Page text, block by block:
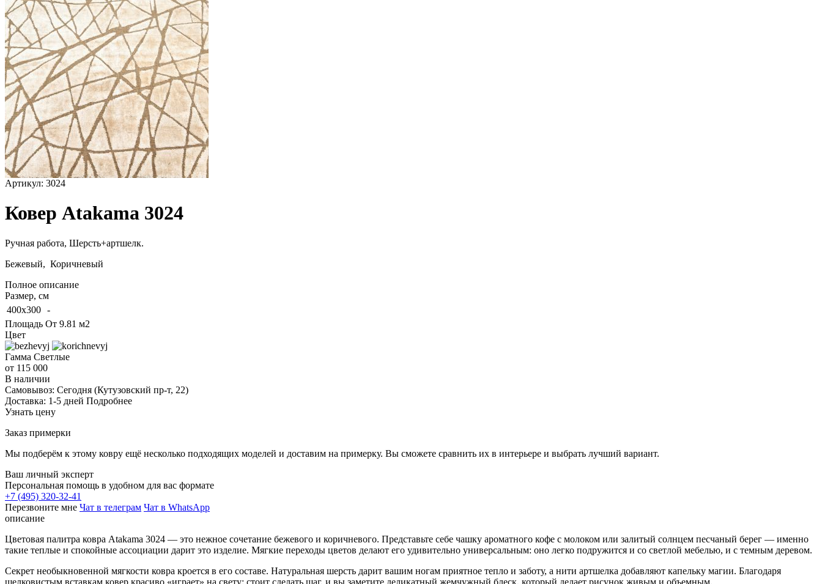
Артикул: 3024
Ковер Atakama 3024
Ручная работа, Шерсть+артшелк.
Бежевый, Коричневый
Полное описание
Размер, см
400x300 -
Площадь От 9.81 м2
Цвет
Гамма Светлые
от 115 000
В наличии
Самовывоз: Сегодня (Кутузовский пр-т, 22)
Доставка: 1-5 дней Подробнее
Узнать цену
Заказ примерки
Мы подберём к этому ковру ещё несколько подходящих моделей и доставим на примерку. Вы сможете сравнить их в интерьере и выбрать лучший вариант.
Ваш личный эксперт
Персональная помощь в удобном для вас формате
+7 (495) 320-32-41
Перезвоните мне Чат в телеграм Чат в WhatsApp
описание
Цветовая палитра ковра Atakama 3024 — это нежное сочетание бежевого и коричневого. Представьте себе чашку ароматного кофе с молоком или залитый солнцем песчаный берег — именно
такие теплые и спокойные ассоциации дарит это изделие. Мягкие переходы цветов делают его удивительно универсальным: оно легко подружится и со светлой мебелью, и с темным деревом.
Секрет необыкновенной мягкости ковра кроется в его составе. Натуральная шерсть дарит вашим ногам приятное тепло и заботу, а нити артшелка добавляют капельку магии. Благодаря
шелковистым вставкам ковер красиво «играет» на свету: стоит сделать шаг, и вы заметите деликатный жемчужный блеск, который делает рисунок живым и объемным.